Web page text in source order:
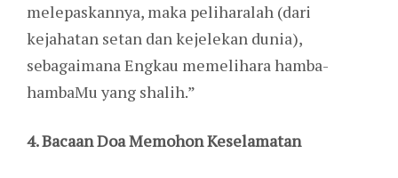
melepaskannya, maka peliharalah (dari
kejahatan setan dan kejelekan dunia),
sebagaimana Engkau memelihara hamba-
hambaMu yang shalih.”
4. Bacaan Doa Memohon Keselamatan